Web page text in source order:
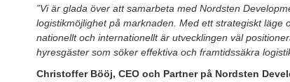
”Vi är glada över att samarbeta med Nordsten
logistikmöjlighet på marknaden. Med ett strategiskt läge
nationellt och internationellt är utvecklingen väl
hyresgäster som söker effektiva och framtidssäkra
Christoffer Bööj, CEO och Partner på Nordsten